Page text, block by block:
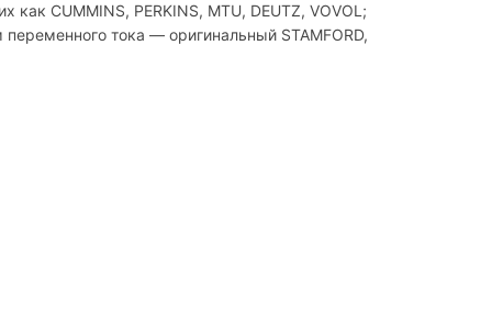
CUMMINS, PERKINS, MTU, DEUTZ, VOVOL;
переменного тока — оригинальный STAMFORD,